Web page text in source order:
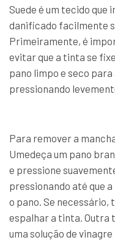
Suede é um tecido que
danificado facilmente
Primeiramente, é
evitar que a tinta se
pano limpo e seco
pressionando
Para remover a
Umedeça um pano
e pressione
pressionando até que
o pano. Se
espalhar a tinta. Outra
uma solução de